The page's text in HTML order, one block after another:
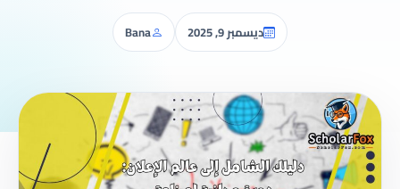
ديسمبر 9, 2025 Bana